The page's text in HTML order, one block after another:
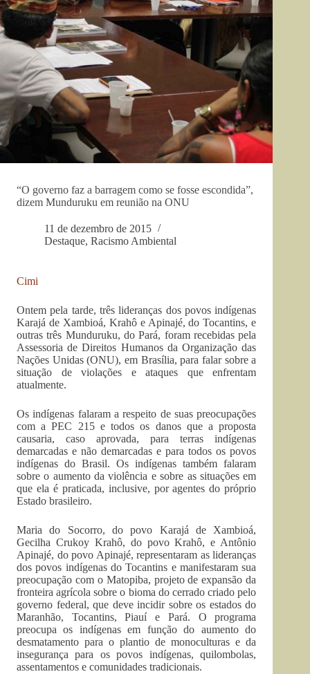
“O governo faz a barragem como se fosse escondida”,
dizem Munduruku em reunião na ONU
11 de dezembro de 2015
Destaque, Racismo Ambiental
Cimi
Ontem pela tarde, três lideranças dos povos indígenas
Karajá de Xambioá, Krahô e Apinajé, do Tocantins, e
outras três Munduruku, do Pará, foram recebidas pela
Assessoria de Direitos Humanos da Organização das
Nações Unidas (ONU), em Brasília, para falar sobre a
situação de violações e ataques que enfrentam
atualmente.
Os indígenas falaram a respeito de suas preocupações
com a PEC 215 e todos os danos que a proposta
causaria, caso aprovada, para terras indígenas
demarcadas e não demarcadas e para todos os povos
indígenas do Brasil. Os indígenas também falaram
sobre o aumento da violência e sobre as situações em
que ela é praticada, inclusive, por agentes do próprio
Estado brasileiro.
Maria do Socorro, do povo Karajá de Xambioá,
Gecilha Crukoy Krahô, do povo Krahô, e Antônio
Apinajé, do povo Apinajé, representaram as lideranças
dos povos indígenas do Tocantins e manifestaram sua
preocupação com o Matopiba, projeto de expansão da
fronteira agrícola sobre o bioma do cerrado criado pelo
governo federal, que deve incidir sobre os estados do
Maranhão, Tocantins, Piauí e Pará. O programa
preocupa os indígenas em função do aumento do
desmatamento para o plantio de monoculturas e da
insegurança para os povos indígenas, quilombolas,
assentamentos e comunidades tradicionais.